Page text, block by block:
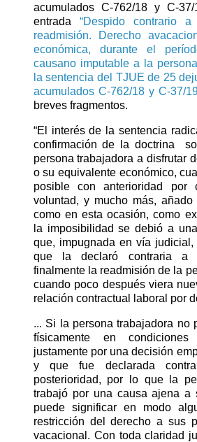
acumulados C-762/18 y C-
entrada “Despido contrario
readmisión. Derecho
económica, durante el
causano imputable a la
la sentencia del TJUE de 25
acumulados C-762/18 y C-37/
breves fragmentos.
“El interés de la sentencia
confirmación de la doctrina
persona trabajadora a disfrutar
o su equivalente económico,
posible con anterioridad por
voluntad, y mucho más,
como en esta ocasión, como
la imposibilidad se debió a
que, impugnada en vía
que la declaró contraria a
finalmente la readmisión de la
cuando poco después viera
relación contractual laboral por
... Si la persona trabajadora no
físicamente en
justamente por una decisión
y que fue declarada
posterioridad, por lo que la
trabajó por una causa ajena
puede significar en modo
restricción del derecho a sus
vacacional. Con toda claridad